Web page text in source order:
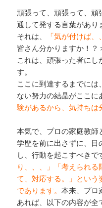
頑張って、頑張って、
通して発する言葉があり
それは、
「気が付けば
皆さん分かりますか！？
これは、頑張った者に
す。
ここに到達するまでに
ない努力の結晶がここに
験があるから、気持ちは
本気で、プロの家庭教師
学歴を前に出さずに、
し、行動を起こすべきで
り、、、」「考えられる
て、対応する。」とい
であります。本来、プロ
あれば、以下の内容が